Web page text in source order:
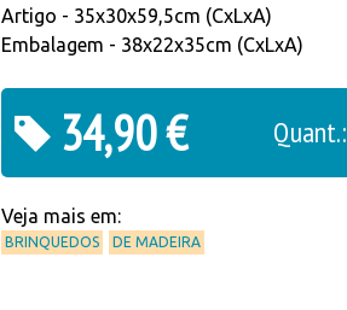
Artigo - 35x30x59,5cm (CxLxA)
Embalagem - 38x22x35cm (CxLxA)
34,90 € Quant.:
Veja mais em:
BRINQUEDOS DE MADEIRA